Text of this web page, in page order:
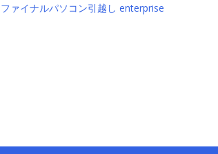
ファイナルパソコン引越し enterprise